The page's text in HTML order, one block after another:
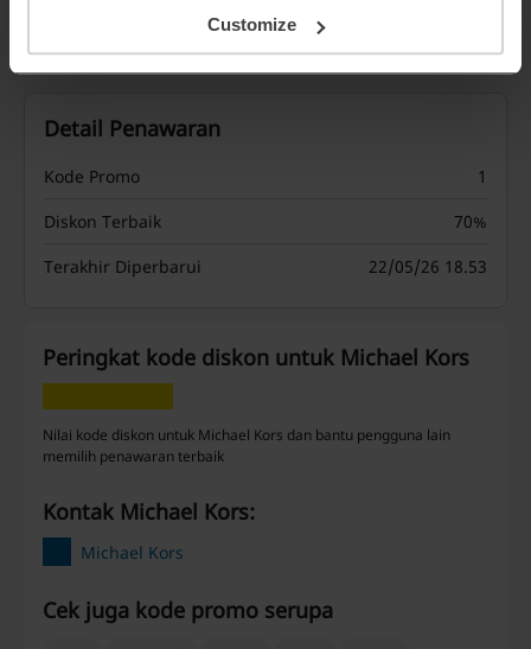
Customize
Berakhir: Berlangsung
Detail Penawaran
Kode Promo
1
Diskon Terbaik
70%
Terakhir Diperbarui
22/05/26 18.53
Peringkat kode diskon untuk Michael Kors
Nilai kode diskon untuk Michael Kors dan bantu pengguna lain
memilih penawaran terbaik
Kontak Michael Kors:
Michael Kors
Cek juga kode promo serupa